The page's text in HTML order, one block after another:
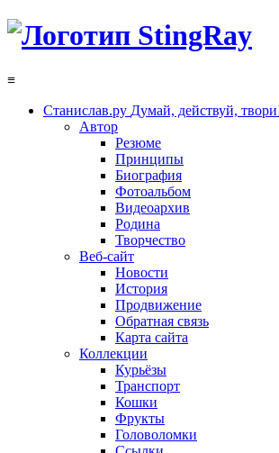
≡
Станислав.ру Думай, действуй,
Автор
Резюме
Принципы
Биография
Фотоальбом
Видеоархив
Родина
Творчество
Веб-сайт
Новости
История
Продвижение
Обратная связь
Карта сайта
Коллекции
Курьёзы
Транспорт
Кошки
Фрукты
Головоломки